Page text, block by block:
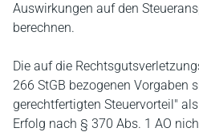
Auswirkungen auf den
berechnen.
Die auf die
266 StGB bezogenen Vorgaben
gerechtfertigten Steuervorteil"
Erfolg nach § 370 Abs. 1 AO